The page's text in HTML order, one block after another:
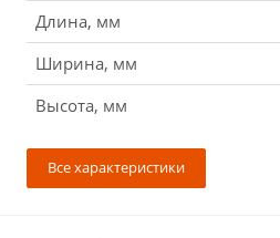
Длина, мм
Ширина, мм
Высота, мм
Все характеристики